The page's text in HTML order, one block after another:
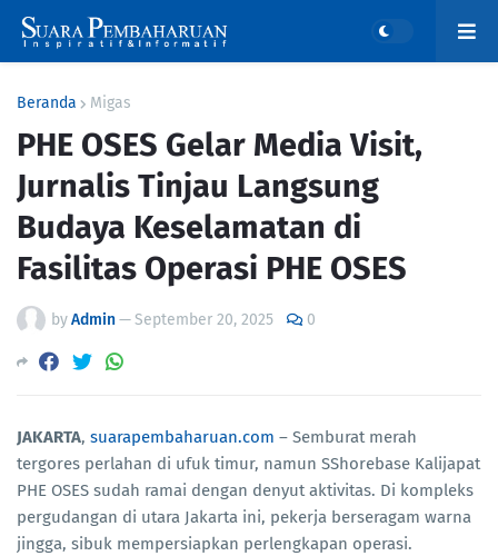
Beranda Migas
PHE OSES Gelar Media Visit,
Jurnalis Tinjau Langsung
Budaya Keselamatan di
Fasilitas Operasi PHE OSES
byAdmin—September 20, 2025 0
JAKARTA, suarapembaharuan.com – Semburat merah
tergores perlahan di ufuk timur, namun SShorebase Kalijapat
PHE OSES sudah ramai dengan denyut aktivitas. Di kompleks
pergudangan di utara Jakarta ini, pekerja berseragam warna
jingga, sibuk mempersiapkan perlengkapan operasi.